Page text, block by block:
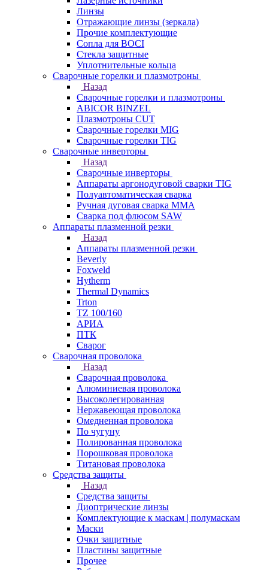
Линзы
Отражающие линзы (зеркала)
Прочие комплектующие
Сопла для BOCI
Стекла защитные
Уплотнительные кольца
Сварочные горелки и плазмотроны
Назад
Сварочные горелки и плазмотроны
ABICOR BINZEL
Плазмотроны CUT
Сварочные горелки MIG
Сварочные горелки TIG
Сварочные инверторы
Назад
Сварочные инверторы
Аппараты аргонодуговой сварки TIG
Полуавтоматическая сварка
Ручная дуговая сварка MMA
Сварка под флюсом SAW
Аппараты плазменной резки
Назад
Аппараты плазменной резки
Beverly
Foxweld
Hytherm
Thermal Dynamics
Trton
TZ 100/160
АРИА
ПТК
Сварог
Сварочная проволока
Назад
Сварочная проволока
Алюминиевая проволока
Высоколегированная
Нержавеющая проволока
Омедненная проволока
По чугуну
Полированная проволока
Порошковая проволока
Титановая проволока
Средства защиты
Назад
Средства защиты
Диоптрические линзы
Комплектующие к маскам | полумаскам
Маски
Очки защитные
Пластины защитные
Прочее